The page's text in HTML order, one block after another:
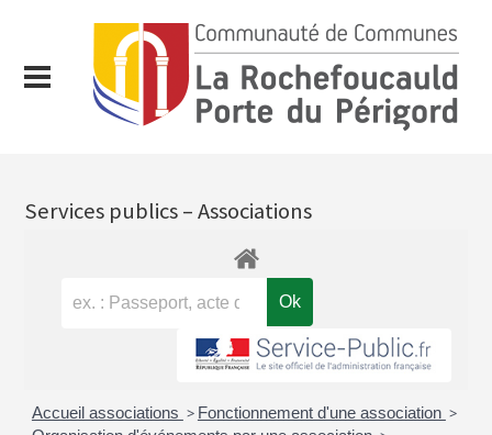
Services publics – Associations
Accueil associations > Fonctionnement d'une association >